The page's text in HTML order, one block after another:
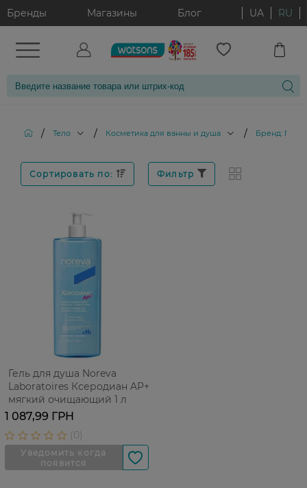
Бренды Магазины Блог UA RU
/ Тело / Косметика для ванны и душа / Бренд:
Сортировать по: Фильтр
Гель для душа Noreva
Laboratoires Ксеродиан AP+
мягкий очищающий 1 л
1 087,99 ГРН